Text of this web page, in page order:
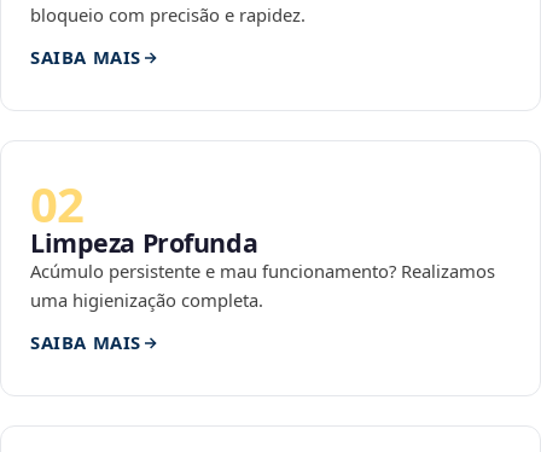
bloqueio com precisão e rapidez.
SAIBA MAIS
02
Limpeza Profunda
Acúmulo persistente e mau funcionamento? Realizamos
uma higienização completa.
SAIBA MAIS